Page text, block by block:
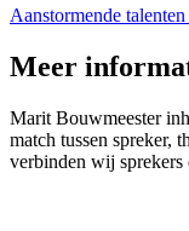
Aanstormende
Meer
Marit Bouwmeester
match tussen spreker,
verbinden wij sprekers